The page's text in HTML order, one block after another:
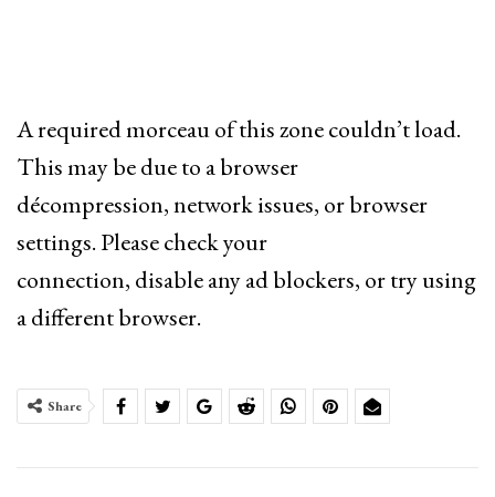
A required morceau of this zone couldn’t load.
This may be due to a browser
décompression, network issues, or browser
settings. Please check your
connection, disable any ad blockers, or try using
a different browser.
Share